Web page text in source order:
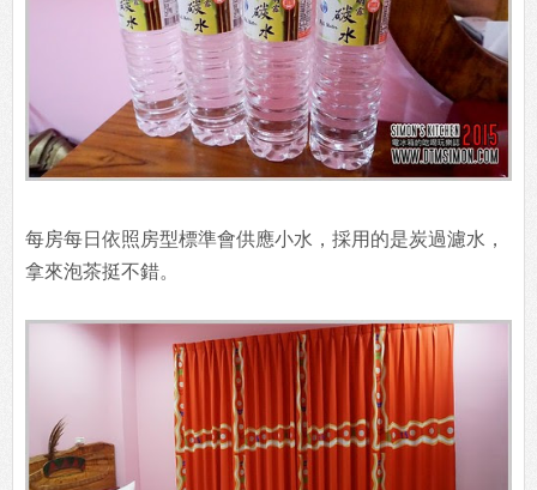
每房每日依照房型標準會供應小水，採用的是炭過濾水，
拿來泡茶挺不錯。